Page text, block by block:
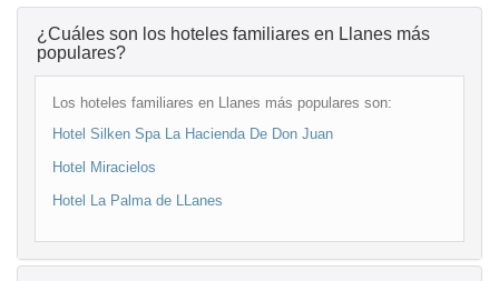
¿Cuáles son los hoteles familiares en Llanes más
populares?
Los hoteles familiares en Llanes más populares son:
Hotel Silken Spa La Hacienda De Don Juan
Hotel Miracielos
Hotel La Palma de LLanes